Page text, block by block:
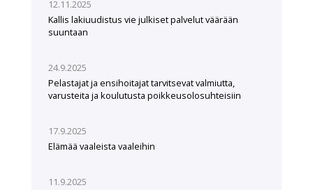
12.11.2025
Kallis lakiuudistus vie julkiset palvelut väärään
suuntaan
24.9.2025
Pelastajat ja ensihoitajat tarvitsevat valmiutta,
varusteita ja koulutusta poikkeusolosuhteisiin
17.9.2025
Elämää vaaleista vaaleihin
11.9.2025